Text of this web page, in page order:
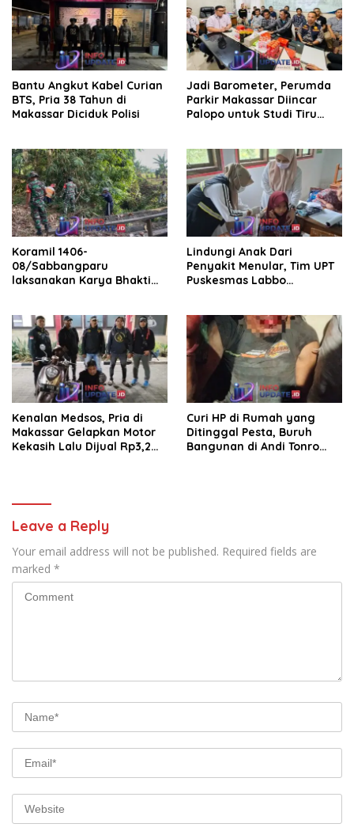
Bantu Angkut Kabel Curian
BTS, Pria 38 Tahun di
Makassar Diciduk Polisi
Jadi Barometer, Perumda
Parkir Makassar Diincar
Palopo untuk Studi Tiru
Koramil 1406-
08/Sabbangparu
laksanakan Karya Bhakti
Lindungi Anak Dari
Penyakit Menular, Tim UPT
Puskesmas Labbo
Kenalan Medsos, Pria di
Makassar Gelapkan Motor
Kekasih Lalu Dijual Rp3,2
Curi HP di Rumah yang
Ditinggal Pesta, Buruh
Bangunan di Andi Tonro
Leave a Reply
Your email address will not be published. Required fields are
marked *